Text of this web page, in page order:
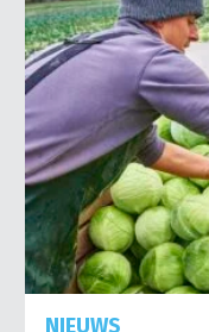
NIEUWS